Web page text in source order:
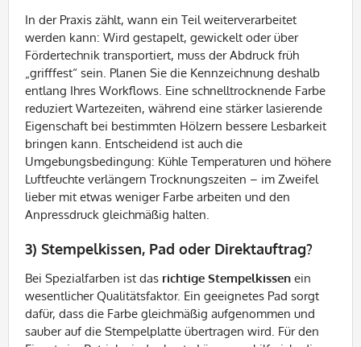
In der Praxis zählt, wann ein Teil weiterverarbeitet
werden kann: Wird gestapelt, gewickelt oder über
Fördertechnik transportiert, muss der Abdruck früh
„grifffest“ sein. Planen Sie die Kennzeichnung deshalb
entlang Ihres Workflows. Eine schnelltrocknende Farbe
reduziert Wartezeiten, während eine stärker lasierende
Eigenschaft bei bestimmten Hölzern bessere Lesbarkeit
bringen kann. Entscheidend ist auch die
Umgebungsbedingung: Kühle Temperaturen und höhere
Luftfeuchte verlängern Trocknungszeiten – im Zweifel
lieber mit etwas weniger Farbe arbeiten und den
Anpressdruck gleichmäßig halten.
3) Stempelkissen, Pad oder Direktauftrag?
Bei Spezialfarben ist das richtige Stempelkissen ein
wesentlicher Qualitätsfaktor. Ein geeignetes Pad sorgt
dafür, dass die Farbe gleichmäßig aufgenommen und
sauber auf die Stempelplatte übertragen wird. Für den